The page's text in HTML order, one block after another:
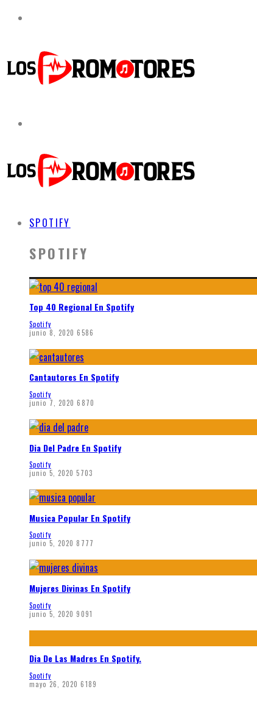
SPOTIFY
SPOTIFY
Top 40 Regional En Spotify
Spotify
junio 8, 2020 6586
Cantautores En Spotify
Spotify
junio 7, 2020 6870
Dia Del Padre En Spotify
Spotify
junio 5, 2020 5703
Musica Popular En Spotify
Spotify
junio 5, 2020 8777
Mujeres Divinas En Spotify
Spotify
junio 5, 2020 9091
Dia De Las Madres En Spotify.
Spotify
mayo 26, 2020 6189